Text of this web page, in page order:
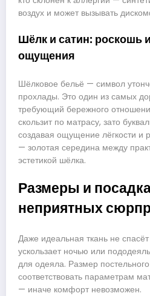
воздух и может вызывать
Шёлк и сатин: роскошь
ощущения
Шёлковое бельё — символ
прохлады. Это один из самых
требующий бережного
скользит по матрасу, зато
создавая ощущение лёгкости и
— золотая середина между
эстетикой шёлка.
Размеры и
неприятных
Даже идеальная ткань не
ускользает ночью или
для одеяла. Размер
соответствовать параметрам
— иначе комфорт невозможен.